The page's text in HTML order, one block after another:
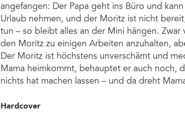
angefangen: Der Papa geht ins Büro und
Urlaub nehmen, und der Moritz ist nicht
tun – so bleibt alles an der Mini hängen. Zwar
den Moritz zu einigen Arbeiten anzuhalten,
Der Moritz ist höchstens unverschämt und
Mama heimkommt, behauptet er auch noch,
nichts hat machen lassen – und da dreht
Hardcover